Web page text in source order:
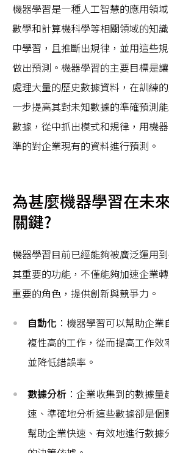
機器學習是一種人工智慧的應用領
數學和計算機科學等相關領域的知
中學習，且推斷出規律，並用這些
做出預測。機器學習的主要目標是
處理大量的歷史數據資料，在訓練
一步提高其對未知數據的準確預測
數據，從中抓出模式和規律，用機
準的對企業現有的資料進行預測。
為甚麼機器學習在未
關鍵?
機器學習目前已經能夠被廣泛運用
其重要的功能，不僅能夠加速企業
重要的角色，提供創新與競爭力。
自動化 ：機器學習可以幫助企
複性高的工作，從而提高工作效
並降低錯誤率。
數據分析 ：企業收集到的數據
速、準確地分析這些數據卻是個
幫助企業快速、有效地進行數據